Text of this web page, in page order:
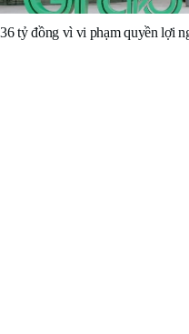
tỷ đồng vì vi phạm quyền lợi